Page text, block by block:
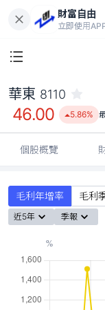
財富自由
立即使用
華東 8110
46.00 5.86%
個股概覽
毛利年增率 毛利
近5年 季報